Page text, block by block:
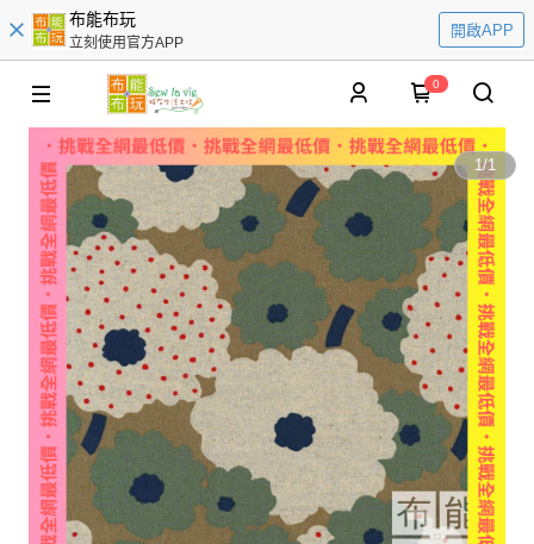
布能布玩
立刻使用官方APP
開啟APP
0
1/1